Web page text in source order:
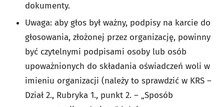
dokumenty.
Uwaga: aby głos był ważny, podpisy na karcie do
głosowania, złożonej przez organizację, powinny
być czytelnymi podpisami osoby lub osób
upoważnionych do składania oświadczeń woli w
imieniu organizacji (należy to sprawdzić w KRS –
Dział 2., Rubryka 1., punkt 2. – „Sposób